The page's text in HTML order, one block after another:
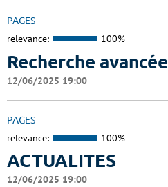
PAGES
relevance: 100%
Recherche avancée
12/06/2025 19:00
PAGES
relevance: 100%
ACTUALITES
12/06/2025 19:00